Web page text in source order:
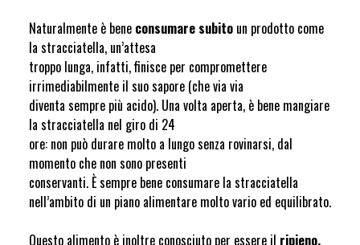
Naturalmente è bene consumare subito un prodotto come
la stracciatella, un’attesa
troppo lunga, infatti, finisce per compromettere
irrimediabilmente il suo sapore (che via via
diventa sempre più acido). Una volta aperta, è bene mangiare
la stracciatella nel giro di 24
ore: non può durare molto a lungo senza rovinarsi, dal
momento che non sono presenti
conservanti. È sempre bene consumare la stracciatella
nell’ambito di un piano alimentare molto vario ed equilibrato.
Questo alimento è inoltre conosciuto per essere il ripieno,